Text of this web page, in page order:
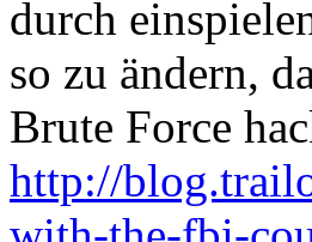
durch
so zu ändern,
Brute Force
http://